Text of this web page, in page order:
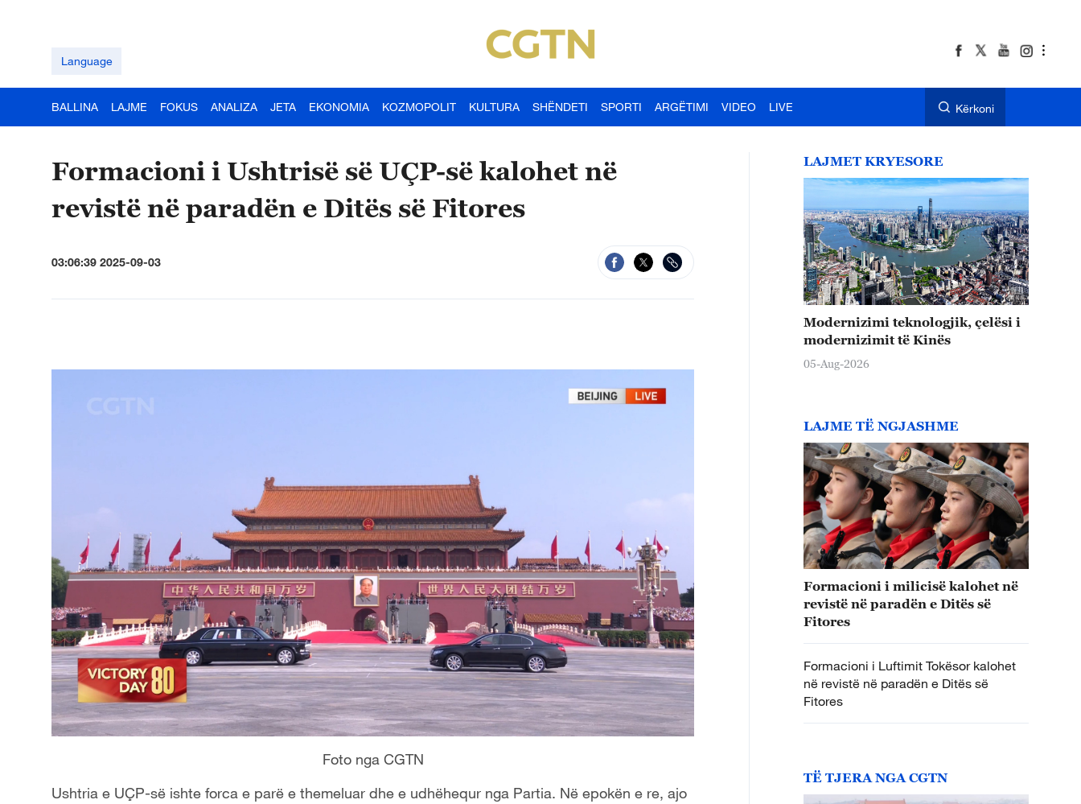
Language
BALLINA LAJME FOKUS ANALIZA JETA EKONOMIA KOZMOPOLIT KULTURA SHËNDETI SPORTI ARGËTIMI VIDEO LIVE Kërkoni
Formacioni i Ushtrisë së UÇP-së kalohet në
revistë në paradën e Ditës së Fitores
03:06:39 2025-09-03
Foto nga CGTN
Ushtria e UÇP-së ishte forca e parë e themeluar dhe e udhëhequr nga Partia. Në epokën e re, ajo
LAJMET KRYESORE
Modernizimi teknologjik, çelësi i
modernizimit të Kinës
05-Aug-2026
LAJME TË NGJASHME
Formacioni i milicisë kalohet në
revistë në paradën e Ditës së
Fitores
Formacioni i Luftimit Tokësor kalohet
në revistë në paradën e Ditës së
Fitores
TË TJERA NGA CGTN